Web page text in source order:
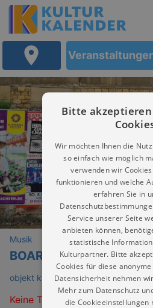
Musik
BOARDING: tabulos
objekt klein a (club) Dresden
Keine Termine
Bitte akzeptieren
Wir möchten Ihnen die
so einfach wie möglich
verwenden wir
funktionieren und welche
erfahren Sie in
Service unserer Seite
anbieten können,
statistische
Kulturpartner. Bitte
Cookies für diese
Datensicherheit nehmen
Mehr zum Datenschutz
die Cookieeinstellungen